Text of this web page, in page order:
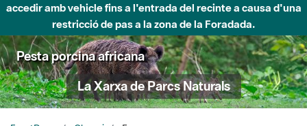
accedir amb vehicle fins a l'entrada del recinte a causa d'una
restricció de pas a la zona de la Foradada.
Pesta porcina africana
La Xarxa de Parcs Naturals